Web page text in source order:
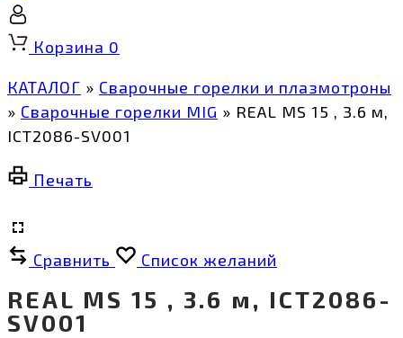
Корзина 0
КАТАЛОГ » Сварочные горелки и плазмотроны
» Сварочные горелки MIG » REAL MS 15 , 3.6 м,
ICT2086-SV001
Печать
Сравнить Список желаний
REAL MS 15 , 3.6 м, ICT2086-
SV001